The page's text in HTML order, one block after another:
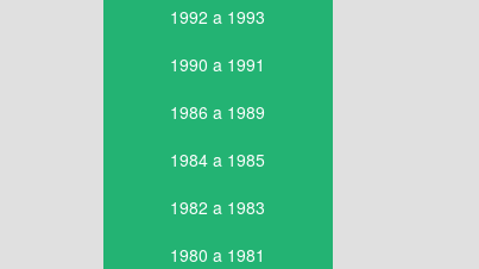
1992 a 1993
1990 a 1991
1986 a 1989
1984 a 1985
1982 a 1983
1980 a 1981